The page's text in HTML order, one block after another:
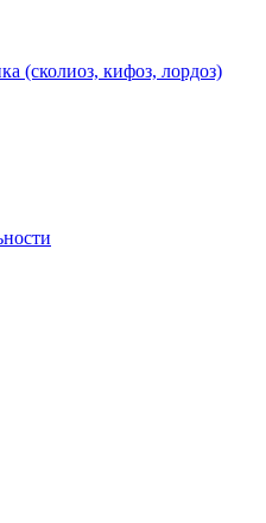
(сколиоз, кифоз, лордоз)